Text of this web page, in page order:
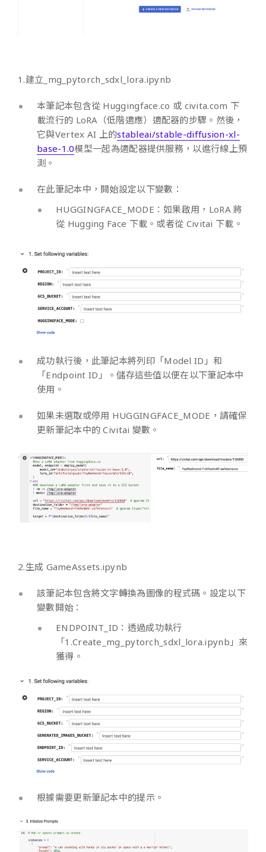
1.建立_mg_pytorch_sdxl_lora.ipynb
本筆記本包含從 Huggingface.co 或 civita.com 下
載流行的 LoRA（低階適應）適配器的步驟。然後，
它與Vertex AI 上的stableai/stable-diffusion-xl-
base-1.0模型一起為適配器提供服務，以進行線上預
測。
在此筆記本中，開始設定以下變數：
HUGGINGFACE_MODE：如果啟用，LoRA 將
從 Hugging Face 下載。或者從 Civitai 下載。
成功執行後，此筆記本將列印「Model ID」和
「Endpoint ID」。儲存這些值以便在以下筆記本中
使用。
如果未選取或停用 HUGGINGFACE_MODE，請確保
更新筆記本中的 Civitai 變數。
2.生成 GameAssets.ipynb
該筆記本包含將文字轉換為圖像的程式碼。設定以下
變數開始：
ENDPOINT_ID：透過成功執行
「1.Create_mg_pytorch_sdxl_lora.ipynb」來
獲得。
根據需要更新筆記本中的提示。